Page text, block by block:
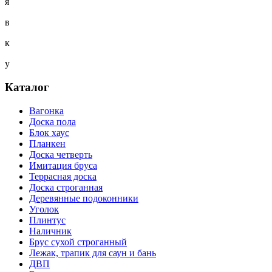
в
к
у
Каталог
Вагонка
Доска пола
Блок хаус
Планкен
Доска четверть
Имитация бруса
Террасная доска
Доска строганная
Деревянные подоконники
Уголок
Плинтус
Наличник
Брус сухой строганный
Лежак, трапик для саун и бань
ДВП